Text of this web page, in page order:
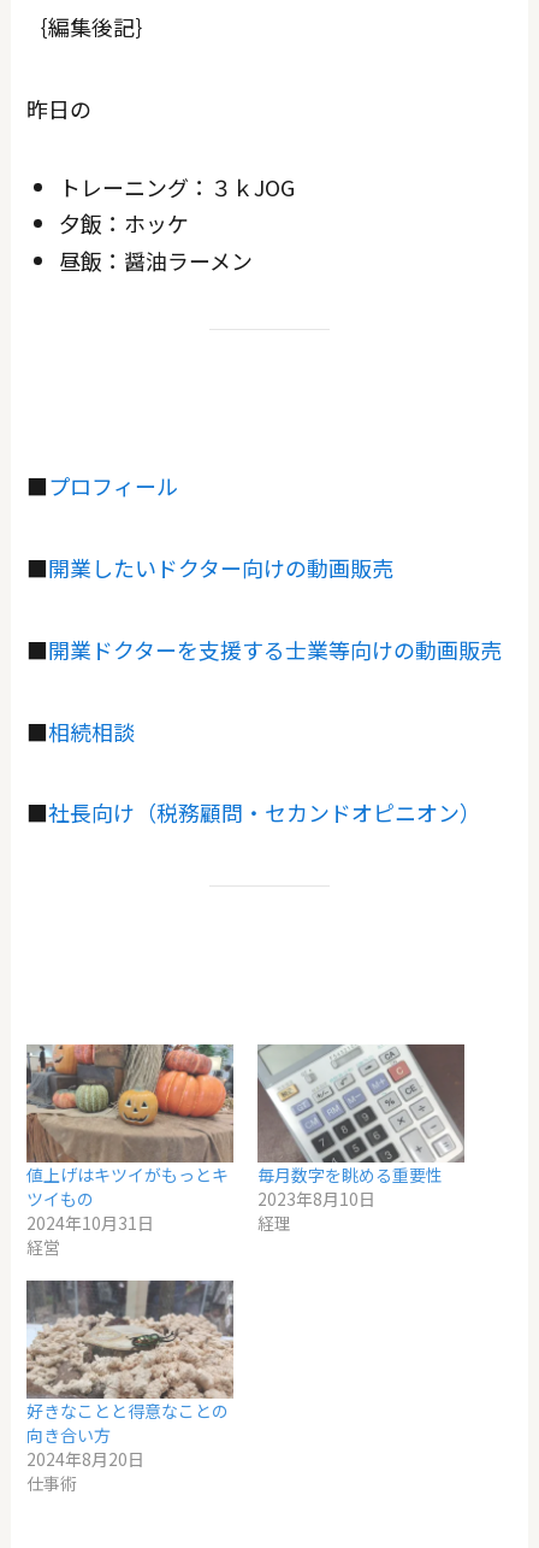
｛編集後記｝
昨日の
トレーニング：３ｋJOG
夕飯：ホッケ
昼飯：醤油ラーメン
■プロフィール
■開業したいドクター向けの動画販売
■開業ドクターを支援する士業等向けの動画販売
■相続相談
■社長向け（税務顧問・セカンドオピニオン）
値上げはキツイがもっとキ
ツイもの
2024年10月31日
経営
毎月数字を眺める重要性
2023年8月10日
経理
好きなことと得意なことの
向き合い方
2024年8月20日
仕事術